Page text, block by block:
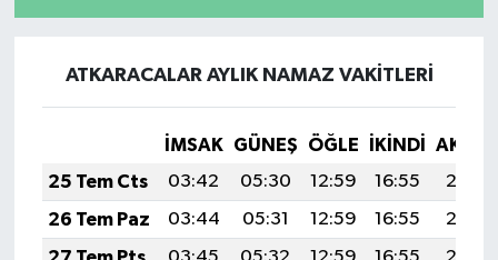
ATKARACALAR AYLIK NAMAZ VAKITLERI
İMSAK GÜNEŞ ÖĞLE İKINDI
25 Tem Cts
03:42 05:30 12:59 16:55
20:18
26 Tem Paz
03:44 05:31 12:59 16:55
20:17